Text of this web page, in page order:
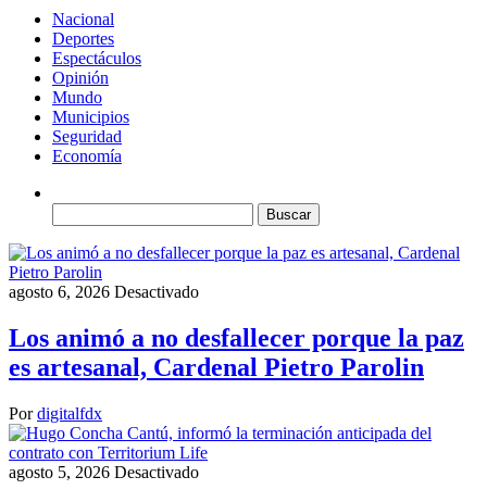
Nacional
Deportes
Espectáculos
Opinión
Mundo
Municipios
Seguridad
Economía
agosto 6, 2026 Desactivado
Los animó a no desfallecer porque la paz
es artesanal, Cardenal Pietro Parolin
Por digitalfdx
agosto 5, 2026 Desactivado